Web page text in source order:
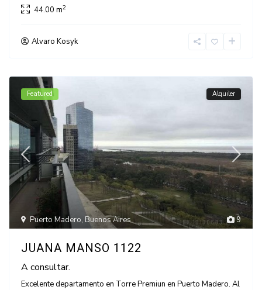
44.00 m2
Alvaro Kosyk
9
Puerto Madero,Buenos Aires
Featured Alquiler
JUANA MANSO 1122
A consultar.
Excelente departamento en Torre Premiun en Puerto Madero. Al